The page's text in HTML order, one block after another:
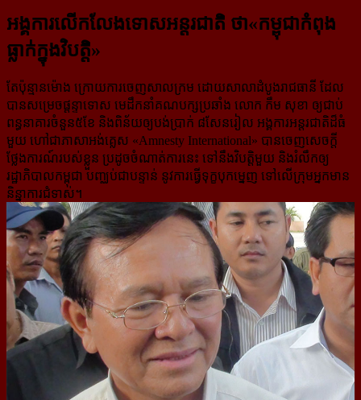
អង្គការ​លើក​លែង​ទោស​អន្តរជាតិ ថា​«កម្ពុជា​កំពុង​
ធ្លាក់​ក្នុង​វិបត្តិ»
តែប៉ុន្មានម៉ោង ក្រោយការចេញសាលក្រម ដោយសាលាដំបូងរាជធានី ដែល
បានសម្រេច​ផ្ដន្ទាទោស មេដឹកនាំ​គណបក្សប្រឆាំង លោក កឹម សុខា ឲ្យជាប់​
ពន្ធនាគារ​ចំនួន​៥ខែ និងពិន័យ​ឲ្យបង់​ប្រាក់ ៨សែនរៀល អង្គការ​អន្តរជាតិ​ដ៏​ធំ​
មួយ ហៅជាភាសាអង់គ្លេស «Amnesty International» បាន​ចេញសេចក្ដី​
ថ្លែង​ការណ៍​​​របស់​​ខ្លួន ប្រដូច​ចំណាត់ការ​​នេះ ទៅ​នឹង​​វិបត្តិ​មួយ​ និង​​រំលឹក​​ឲ្យ​​
រដ្ឋាភិបាល​​កម្ពុជា បញ្ឈប់​ជា​បន្ទាន់ ​នូវការធ្វើ​ទុក្ខ​បុកម្នេញ ទៅលើ​ក្រុម​​អ្នក​​មាន​
និន្នាការ​​ជំទាស់។